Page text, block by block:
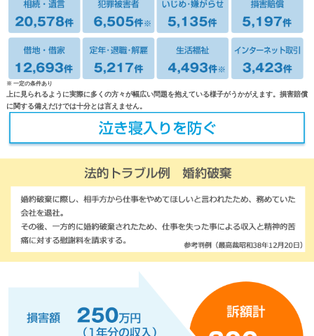
※ 一定の条件あり
上に見られるように実際に多くの方々が幅広い問題を抱えている様子がうかがえます。損害賠償
に関する備えだけでは十分とは言えません。